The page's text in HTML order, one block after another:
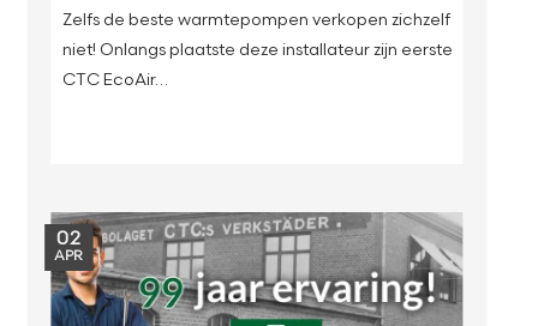
Zelfs de beste warmtepompen verkopen zichzelf
niet! Onlangs plaatste deze installateur zijn eerste
CTC EcoAir…
02
APR